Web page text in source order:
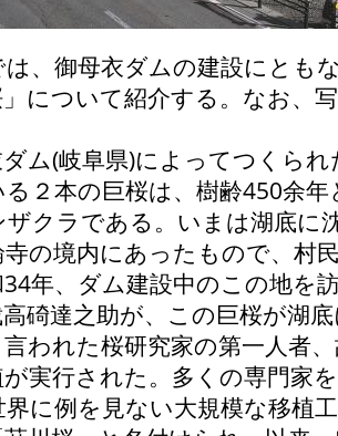
、御母衣ダムの建設にとも
」について紹介する。なお、
ム(岐阜県)によってつくられ
２本の巨桜は、樹齢450余
クラである。いまは湖底に
寺の境内にあったもので、村
年、ダム建設中のこの地を
碕達之助が、この巨桜が湖
われた桜研究家の第一人者
が実行された。多くの専門家
界に例を見ない大規模な移植